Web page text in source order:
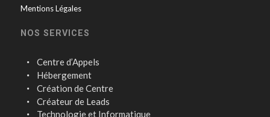
Mentions Légales
NOS SERVICES
Centre d’Appels
Hébergement
Création de Centre
Créateur de Leads
Technologie et Informatique